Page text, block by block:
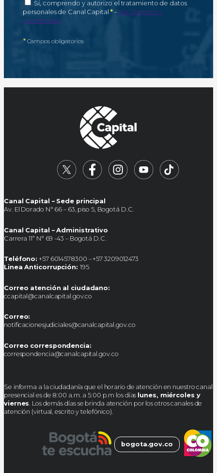
Autorización de tratamiento de datos personales
Sí, comprendo y autorizo el tratamiento de datos
personales de Canal Capital *–Campo obligatorio
Ver Términos y
condiciones
*Campos obligatorios
Canal Capital – Sede principal
Av. El Dorado N° 66 – 63, piso 5, Bogotá D.C.
Canal Capital – Administrativo
Carrera 11ª N° 69 -43 – Bogotá D.C.
Teléfono: +57 6014578300 – +57 3209012473
Linea Anticorrupción: 195
Correo atención al ciudadano:
ccapital@canalcapital.gov.co
Correo:
notificacionesjudiciales@canalcapital.gov.co
Correo correspondencia:
correspondencia@canalcapital.gov.co
Se informa a la ciudadanía que el horario de atención en nuestro canal
presencial es de 8:00 a.m. a 5:00 p.m los días lunes, miércoles y
viernes. Los demás días se brinda atención por los otros canales de
atención (virtual, escrito y telefónico).
bogota.gov.co